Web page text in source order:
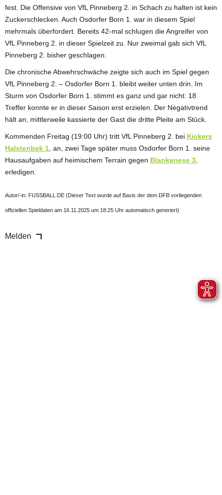
fest. Die Offensive von VfL Pinneberg 2. in Schach zu halten ist kein
Zuckerschlecken. Auch Osdorfer Born 1. war in diesem Spiel
mehrmals überfordert. Bereits 42-mal schlugen die Angreifer von
VfL Pinneberg 2. in dieser Spielzeit zu. Nur zweimal gab sich VfL
Pinneberg 2. bisher geschlagen.
Die chronische Abwehrschwäche zeigte sich auch im Spiel gegen
VfL Pinneberg 2. – Osdorfer Born 1. bleibt weiter unten drin. Im
Sturm von Osdorfer Born 1. stimmt es ganz und gar nicht: 18
Treffer konnte er in dieser Saison erst erzielen. Der Negativtrend
hält an, mittlerweile kassierte der Gast die dritte Pleite am Stück.
Kommenden Freitag (19:00 Uhr) tritt VfL Pinneberg 2. bei Kickers
Halstenbek 1. an, zwei Tage später muss Osdorfer Born 1. seine
Hausaufgaben auf heimischem Terrain gegen Blankenese 3.
erledigen.
Autor/-in: FUSSBALL.DE (Dieser Text wurde auf Basis der dem DFB vorliegenden
offiziellen Spieldaten am 16.11.2025 um 18:25 Uhr automatisch generiert)
Melden